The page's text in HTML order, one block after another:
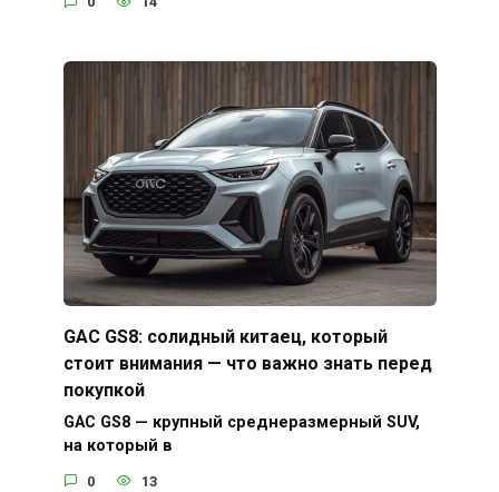
GAC GS8: солидный китаец, который
стоит внимания — что важно знать перед
покупкой
GAC GS8 — крупный среднеразмерный SUV,
на который в
0 13